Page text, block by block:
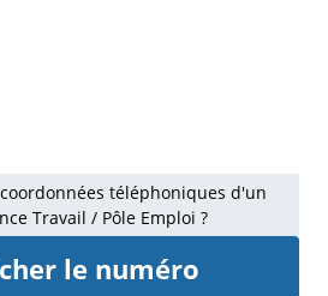
téléphoniques d'un
Travail / Pôle Emploi ?
le numéro